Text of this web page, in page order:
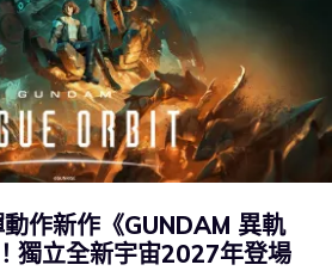
作新作《GUNDAM 異軌
獨立全新宇宙2027年登場